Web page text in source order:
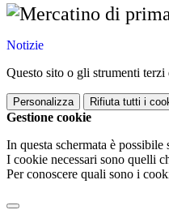
Notizie
Questo sito o gli strumenti
Personalizza Rifiuta tutti i
Gestione cookie
In questa schermata è
I cookie necessari sono quelli
Per conoscere quali sono i